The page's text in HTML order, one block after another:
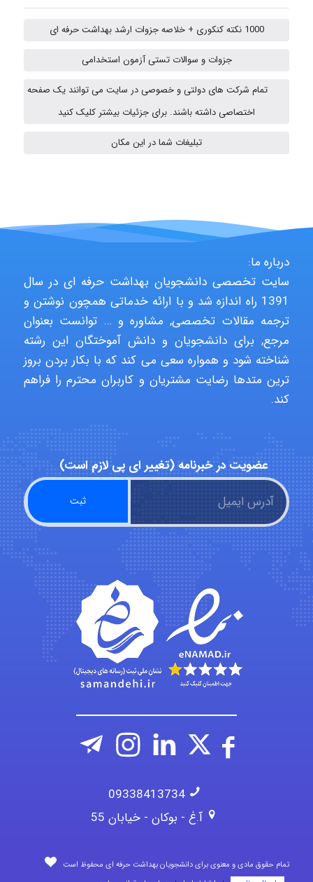
shbnm72
Minoo1375
Sara
vali
fahimeh sheibani
HaddadiMahsa
Niloofar
1000 نکته کنکوری + خلاصه جزوات ارشد بهداشت حرفه ای
جزوات و سوالات تستی آزمون استخدامی
تمام شرکت های دولتی و خصوصی در سایت می توانند یک صفحه
اختصاصی داشته باشند. برای جزئیات بیشتر کلیک کنید
تبلیغات شما در این مکان
درباره ما:
سایت تخصصی دانشجویان بهداشت حرفه ای در سال
1391 راه اندازه شد و با ارائه خدماتی همچون نوشتن و
ترجمه مقالات تخصصی, مشاوره و … توانست بعنوان
مرجع, برای دانشجویان و دانش آموختگان این رشته
شناخته شود و همواره سعی می کند که با بکار بردن بروز
ترین متدها رضایت مشتریان و کاربران محترم را فراهم
کند.
عضویت در خبرنامه (تغییر ای پی لازم است)
09338413734
آ.غ - بوکان - خیابان 55
تمام حقوق مادی و معنوی برای دانشجویان بهداشت حرفه ای محفوظ است